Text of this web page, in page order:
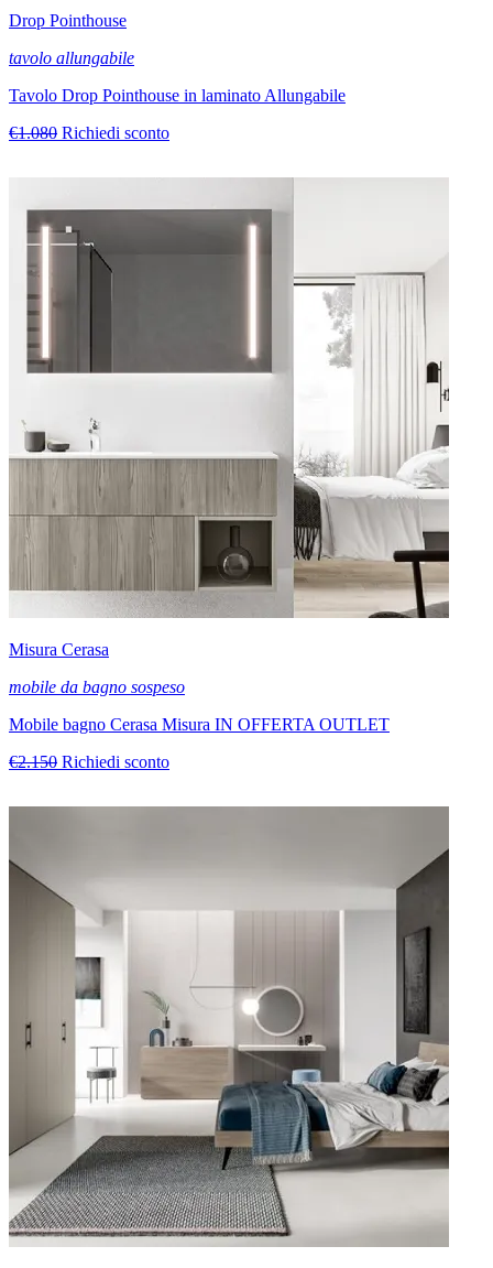
Drop Pointhouse
tavolo allungabile
Tavolo Drop Pointhouse in laminato Allungabile
€1.080 Richiedi sconto
Misura Cerasa
mobile da bagno sospeso
Mobile bagno Cerasa Misura IN OFFERTA OUTLET
€2.150 Richiedi sconto